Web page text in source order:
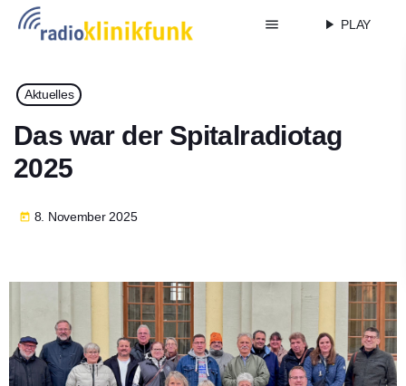
menu play_arrow PLAY
Aktuelles
Das war der Spitalradiotag
2025
today 8. November 2025